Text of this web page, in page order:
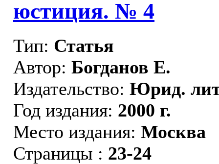
юстиция. № 4
Тип: Статья
Автор: Богданов Е.
Издательство: Юрид.
Год издания: 2000 г.
Место издания: Москва
Страницы : 23-24